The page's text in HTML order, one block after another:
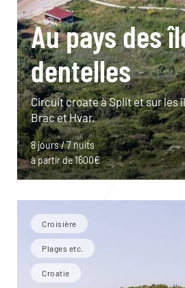
Au pays des
dentelles
Circuit croate à Split et sur les
Brac et Hvar.
8 jours / 7 nuits
à partir de 1600€
Croisière
Plages etc.
Croatie